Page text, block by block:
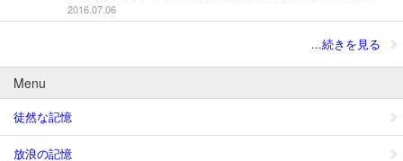
2016.07.06
...続きを見る
Menu
徒然な記憶
放浪の記憶